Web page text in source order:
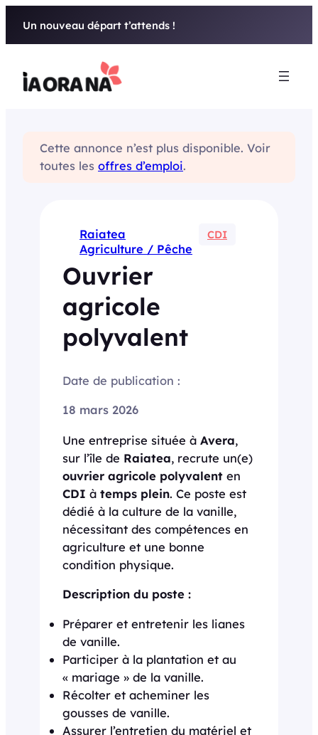
Un nouveau départ t’attends !
Cette annonce n’est plus disponible. Voir
toutes les offres d’emploi.
Raiatea CDI
Agriculture / Pêche
Ouvrier
agricole
polyvalent
Date de publication :
18 mars 2026
Une entreprise située à Avera,
sur l’île de Raiatea, recrute un(e)
ouvrier agricole polyvalent en
CDI à temps plein. Ce poste est
dédié à la culture de la vanille,
nécessitant des compétences en
agriculture et une bonne
condition physique.
Description du poste :
Préparer et entretenir les lianes
de vanille.
Participer à la plantation et au
« mariage » de la vanille.
Récolter et acheminer les
gousses de vanille.
Assurer l’entretien du matériel et